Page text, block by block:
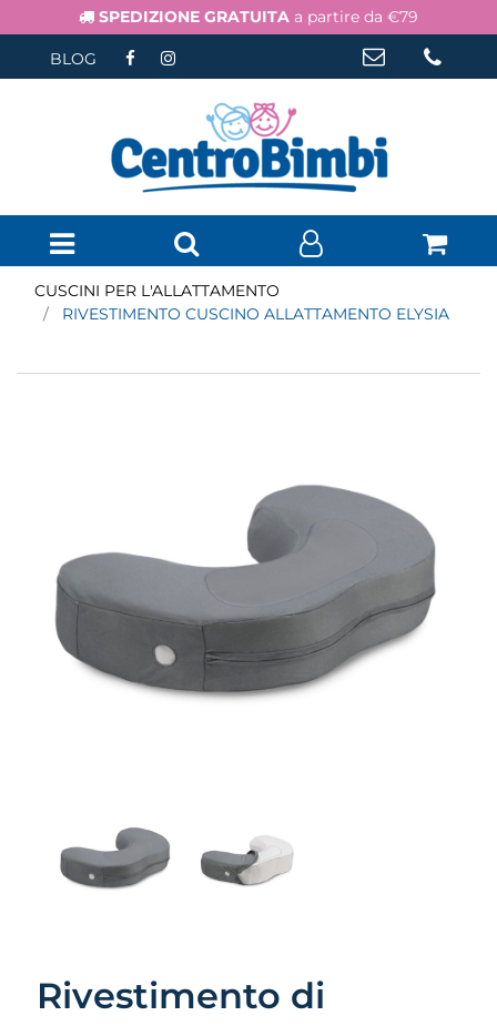
SPEDIZIONE GRATUITA a partire da €79
BLOG
Open menu
CUSCINI PER L'ALLATTAMENTO
RIVESTIMENTO CUSCINO ALLATTAMENTO ELYSIA
Rivestimento di